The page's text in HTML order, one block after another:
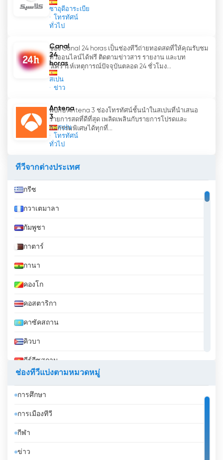
ซาอุดีอาระเบีย
โทรทัศน์
ทั่วไป
Canal
24
horas
สเปน
ข่าว
ช่อง Canal 24 horas เป็นช่องทีวีถ่ายทอดสดที่ให้คุณรับชม
ทีวีออนไลน์ได้ฟรี ติดตามข่าวสาร รายงาน และบท
วิเคราะห์เหตุการณ์ปัจจุบันตลอด 24 ชั่วโมง...
Antena
3
สเปน
โทรทัศน์
ทั่วไป
พบกับ Antena 3 ช่องโทรทัศน์ชั้นนำในสเปนที่นำเสนอ
รายการสดที่ดีที่สุด เพลิดเพลินกับรายการโปรดและ
กิจกรรมพิเศษได้ทุกที่...
ทีวีจากต่างประเทศ
กรีซ
กวาเตมาลา
กัมพูชา
กาตาร์
กานา
คองโก
คอสตาริกา
คาซัคสถาน
คิวบา
คีร์กีซสถาน
จอร์เจีย
จอร์แดน
จาเมกา
จิบูตี
ช่องทีวีแบ่งตามหมวดหมู่
การศึกษา
การเมืองทีวี
กีฬา
ข่าว